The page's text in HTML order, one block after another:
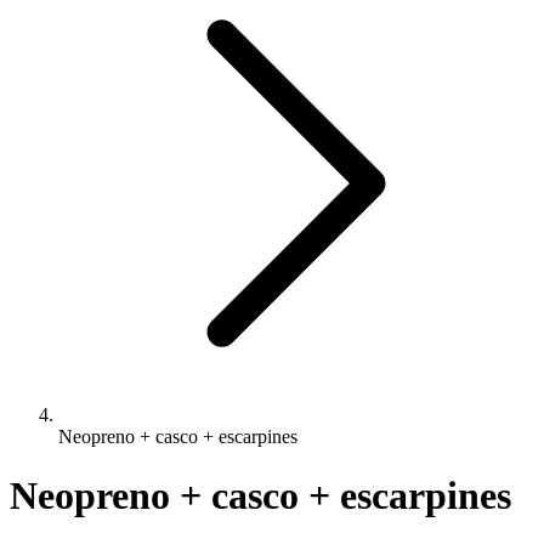
Neopreno + casco + escarpines
Neopreno + casco + escarpines